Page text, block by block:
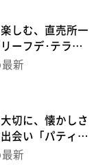
しむ、直売所一
ーフデ･テラ
北上町橋浦北釜
新
切に、懐かしさ
会い「パティス
ル」（太白区泉
新